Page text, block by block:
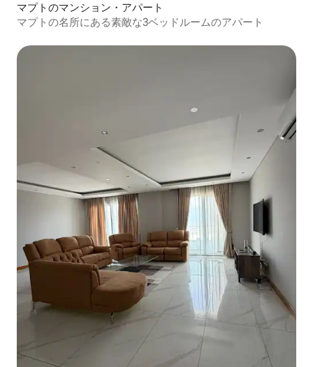
マプトのマンション・アパート
マプトの名所にある素敵な3ベッドルームのアパート